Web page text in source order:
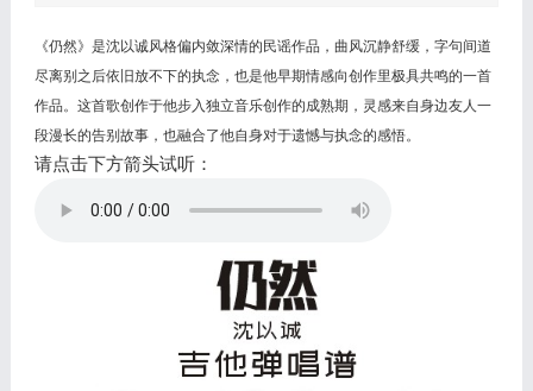
《仍然》是沈以诚风格偏内敛深情的民谣作品，曲风沉静舒缓，字句间道
尽离别之后依旧放不下的执念，也是他早期情感向创作里极具共鸣的一首
作品。这首歌创作于他步入独立音乐创作的成熟期，灵感来自身边友人一
段漫长的告别故事，也融合了他自身对于遗憾与执念的感悟。
请点击下方箭头试听：